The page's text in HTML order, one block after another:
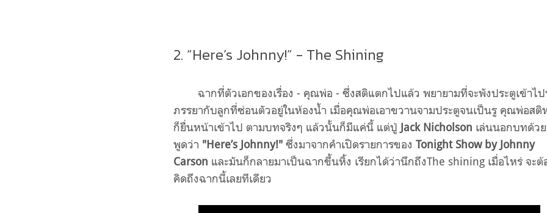
2. “Here’s Johnny!” - The Shining
ฉากที่ตัวเอกของเรื่อง - คุณพ่อ - ซึ่งสติแตกไปแล้ว พยายามที่จะพังประตูเข้าไ
ภรรยากับลูกที่ซ่อนตัวอยู่ในห้องน้ำ เมื่อคุณพ่อเอาขวานจามประตูจนเป็นรู คุณพ่อสติ
ก็ยื่นหน้าเข้าไป ตามบทจริงๆ แล้วนั้นก็มีแค่นี้ แต่ปู่ Jack Nicholson เล่นนอกบทด้ว
พูดว่า "Here’s Johnny!"ซึ่งมาจากคำเปิดรายการของ Tonight Show by Johnny
Carson และมันก็กลายมาเป็นฉากขึ้นหิ้ง เรียกได้ว่านึกถึงThe shining เมื่อไหร่ จะต้
คิดถึงฉากนี้เลยทีเดียว